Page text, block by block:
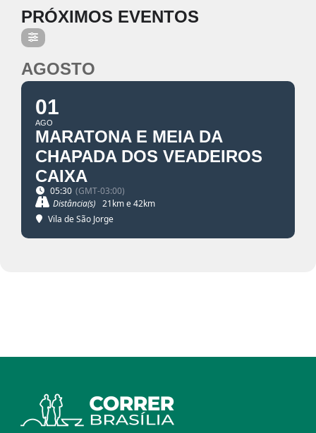
PRÓXIMOS EVENTOS
AGOSTO
01
AGO
MARATONA E MEIA DA
CHAPADA DOS VEADEIROS
CAIXA
05:30 (GMT-03:00)
Distância(s) 21km e 42km
Vila de São Jorge